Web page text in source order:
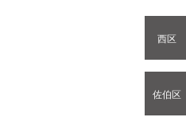
西区
佐伯区